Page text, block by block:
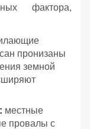
фактора,
пронизаны
земной
местные
провалы с